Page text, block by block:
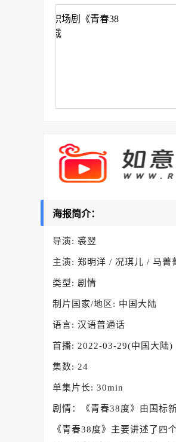
海报简介：
导演: 裘翌
主演: 郑明洋 / 况琪儿 / 马菁
类型: 剧情
制片国家/地区: 中国大陆
语言: 汉语普通话
首播: 2022-03-29(中国大陆)
集数: 24
单集片长: 30min
剧情：《青春38度》由国标
《青春38度》主要讲述了四